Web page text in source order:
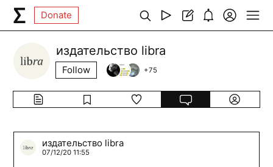
Donate
издательство libra
Follow +75
издательство libra
07/12/20 11:55